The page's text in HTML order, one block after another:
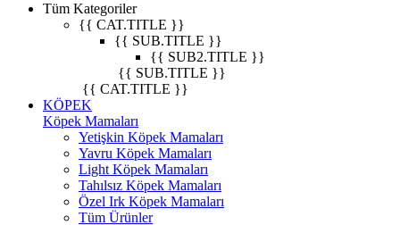
Tüm Kategoriler
{{ CAT.TITLE }}
{{ SUB.TITLE }}
{{ SUB2.TITLE }}
{{ SUB.TITLE }}
{{ CAT.TITLE }}
KÖPEK
Köpek Mamaları
Yetişkin Köpek Mamaları
Yavru Köpek Mamaları
Light Köpek Mamaları
Tahılsız Köpek Mamaları
Özel Irk Köpek Mamaları
Tüm Ürünler